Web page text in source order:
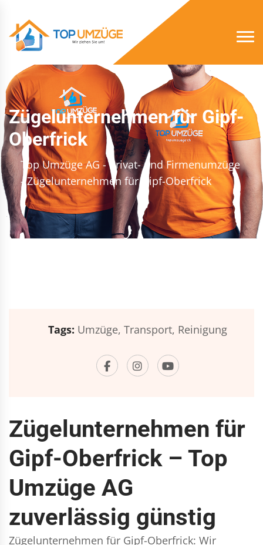
Zügelunternehmen für Gipf-
Oberfrick
Top Umzüge AG - Privat- und Firmenumzüge
- Zügelunternehmen für Gipf-Oberfrick
Tags: Umzüge, Transport, Reinigung
Zügelunternehmen für
Gipf-Oberfrick – Top
Umzüge AG
zuverlässig günstig
Zügelunternehmen für Gipf-Oberfrick: Wir